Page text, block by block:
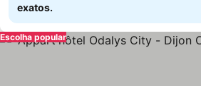
exatos.
Escolha popular